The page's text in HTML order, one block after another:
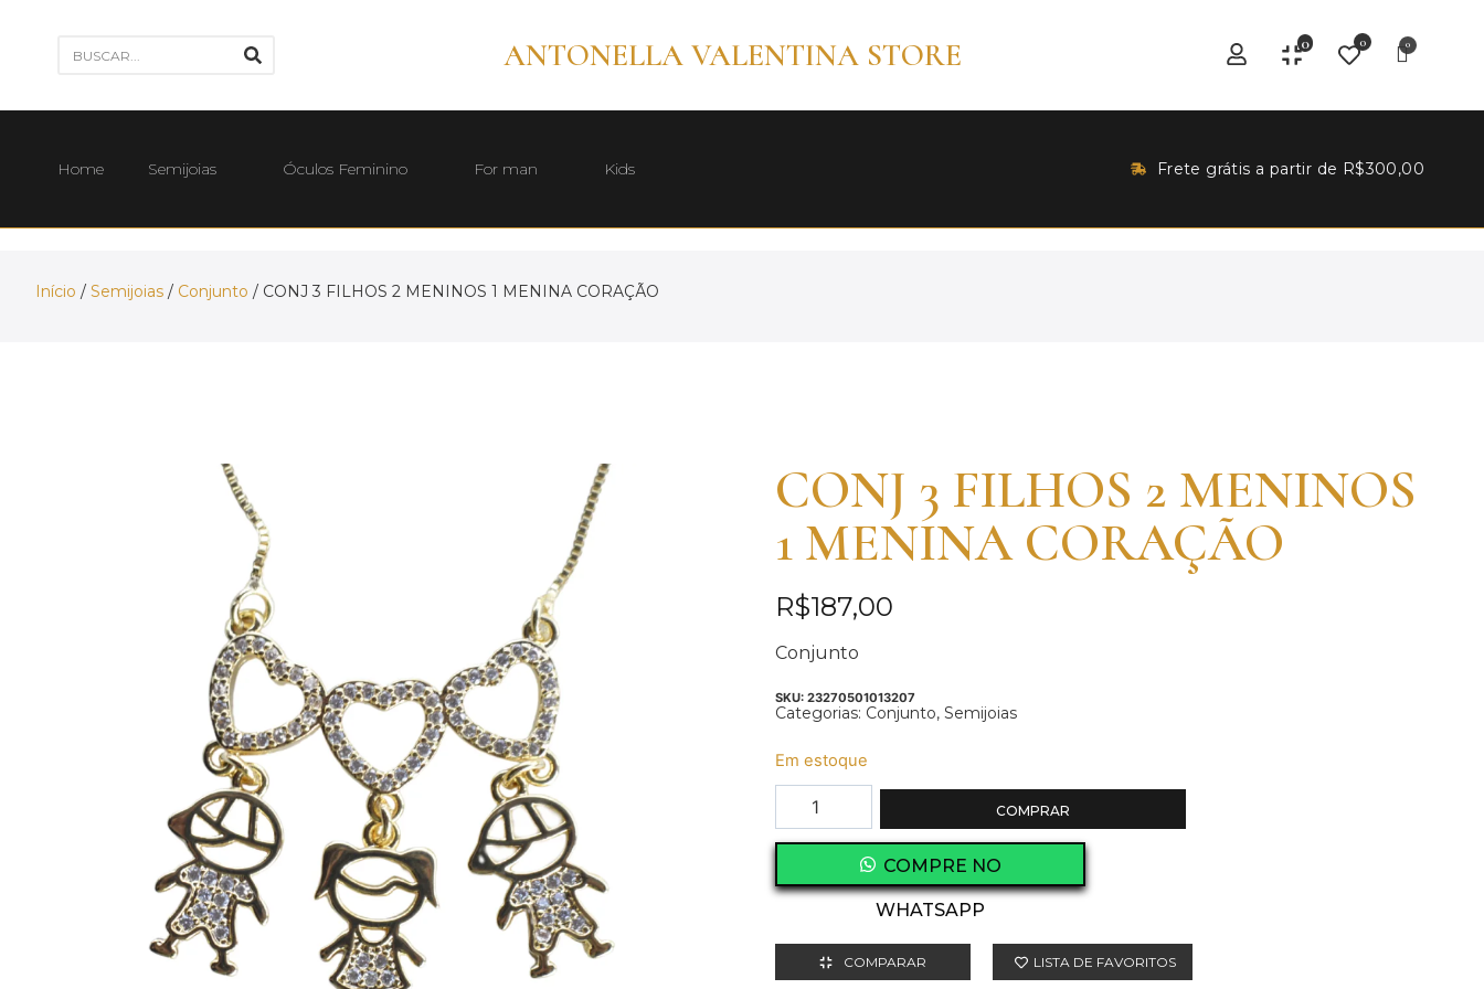
ANTONELLA VALENTINA STORE 0 0
Home Semijoias Óculos Feminino For man Kids Frete grátis a partir de R$300,00
Início / Semijoias / Conjunto / CONJ 3 FILHOS 2 MENINOS 1 MENINA CORAÇÃO
CONJ 3 FILHOS 2 MENINOS
1 MENINA CORAÇÃO
R$187,00
Conjunto
SKU: 23270501013207
Categorias: Conjunto, Semijoias
Em estoque
COMPRAR
COMPRE NO
WHATSAPP
COMPARAR LISTA DE FAVORITOS